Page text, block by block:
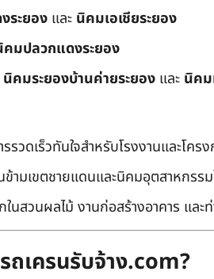
ระยอง และ นิคมเอเชียระยอง
มปลวกแดงระยอง
นิคมระยองบ้านค่ายระยอง และ นิคม
รวดเร็วทันใจสำหรับโรงงานและโคร
ข้ามเขตชายแดนและนิคมอุตสาหกรร
นสวนผลไม้ งานก่อสร้างอาคาร และท่
ถเครนรับจ้าง.com?